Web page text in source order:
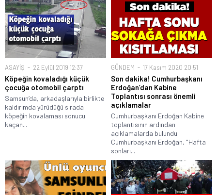
ASAYİŞ 22 Eylül 2019 12:37
Köpeğin kovaladığı küçük
çocuğa otomobil çarptı
Samsun’da, arkadaşlarıyla birlikte
kaldırımda yürüdüğü sırada
köpeğin kovalaması sonucu
kaçan...
GÜNDEM 17 Kasım 2020 20:51
Son dakika! Cumhurbaşkanı
Erdoğan’dan Kabine
Toplantısı sonrası önemli
açıklamalar
Cumhurbaşkanı Erdoğan Kabine
toplantısının ardından
açıklamalarda bulundu.
Cumhurbaşkanı Erdoğan, "Hafta
sonları...